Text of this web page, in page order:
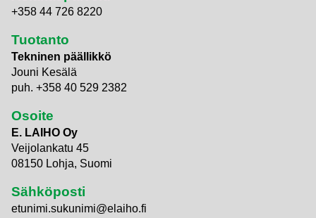
+358 44 726 8220
Tuotanto
Tekninen päällikkö
Jouni Kesälä
puh. +358 40 529 2382
Osoite
E. LAIHO Oy
Veijolankatu 45
08150 Lohja, Suomi
Sähköposti
etunimi.sukunimi@elaiho.fi